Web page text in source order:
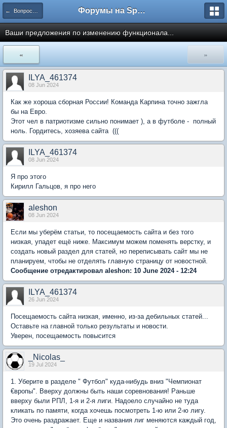
← Вопросы к администрации Форумы на Sportbox.ru
Ваши предложения по изменению функционала...
« »
ILYA_461374
08 Jun 2024
Как же хороша сборная России! Команда Карпина точно зажгла
бы на Евро.
Этот чел в патриотизме сильно понимает ), а в футболе - полный
ноль. Гордитесь, хозяева сайта (((
ILYA_461374
08 Jun 2024
Я про этого
Кирилл Гальцов, я про него
aleshon
08 Jun 2024
Если мы уберём статьи, то посещаемость сайта и без того
низкая, упадет ещё ниже. Максимум можем поменять верстку, и
создать новый раздел для статей, но переписывать сайт мы не
планируем, чтобы не отделять главную страницу от новостной.
Сообщение отредактировал aleshon: 10 June 2024 - 12:24
ILYA_461374
26 Jun 2024
Посещаемость сайта низкая, именно, из-за дебильных статей...
Оставьте на главной только результаты и новости.
Уверен, посещаемость повысится
_Nicolas_
19 Jul 2024
1. Уберите в разделе " Футбол" куда-нибудь вниз "Чемпионат
€вропы". Вверху должны быть наши соревнования! Раньше
вверху были РПЛ, 1-я и 2-я лиги. Надоело случайно не туда
кликать по памяти, когда хочешь посмотреть 1-ю или 2-ю лигу.
Это очень раздражает. Еще и названия лиг меняются каждый год,